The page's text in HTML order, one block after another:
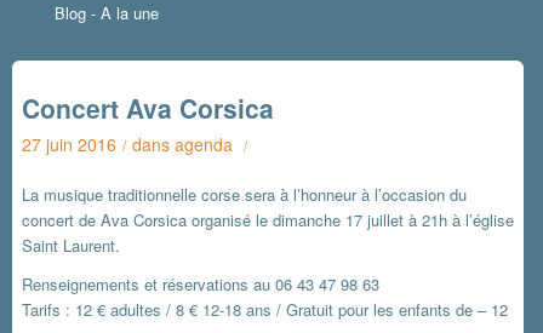
Blog - A la une
Concert Ava Corsica
27 juin 2016 / dansagenda /
La musique traditionnelle corse sera à l’honneur à l’occasion du
concert de Ava Corsica organisé le dimanche 17 juillet à 21h à l’église
Saint Laurent.
Renseignements et réservations au 06 43 47 98 63
Tarifs : 12 € adultes / 8 € 12-18 ans / Gratuit pour les enfants de – 12